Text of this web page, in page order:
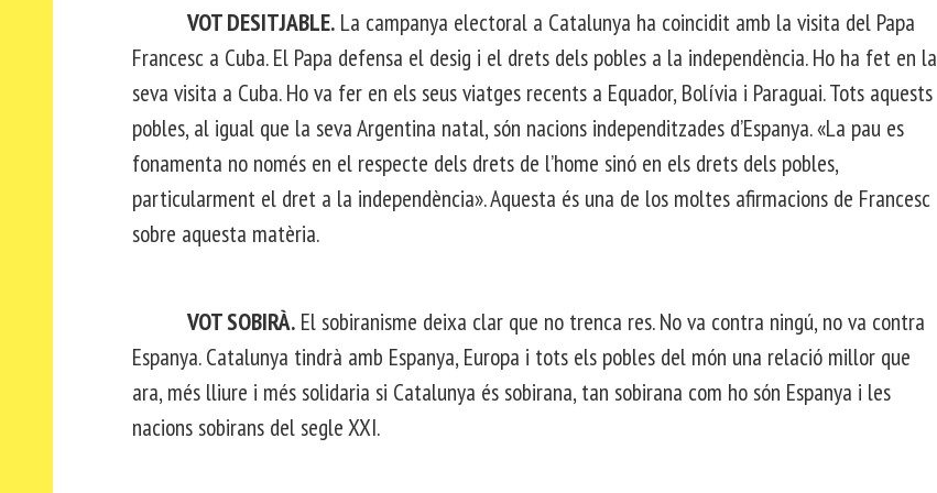
VOT DESITJABLE. La campanya electoral a Catalunya ha coincidit amb la visita del Papa
Francesc a Cuba. El Papa defensa el desig i el drets dels pobles a la independència. Ho ha fet en la
seva visita a Cuba. Ho va fer en els seus viatges recents a Equador, Bolívia i Paraguai. Tots aquests
pobles, al igual que la seva Argentina natal, són nacions independitzades d’Espanya. «La pau es
fonamenta no només en el respecte dels drets de l’home sinó en els drets dels pobles,
particularment el dret a la independència». Aquesta és una de los moltes afirmacions de Francesc
sobre aquesta matèria.
VOT SOBIRÀ. El sobiranisme deixa clar que no trenca res. No va contra ningú, no va contra
Espanya. Catalunya tindrà amb Espanya, Europa i tots els pobles del món una relació millor que
ara, més lliure i més solidaria si Catalunya és sobirana, tan sobirana com ho són Espanya i les
nacions sobirans del segle XXI.